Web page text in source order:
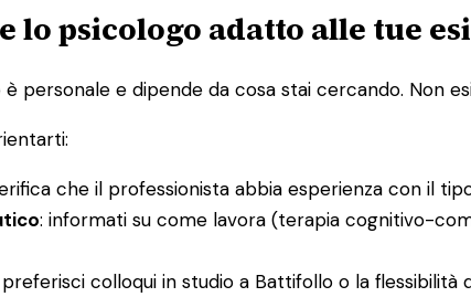
lo psicologo adatto alle tue
personale e dipende da cosa stai cercando. Non
che il professionista abbia esperienza con il
: informati su come lavora (terapia cognitivo-
colloqui in studio a Battifollo o la flessibilità